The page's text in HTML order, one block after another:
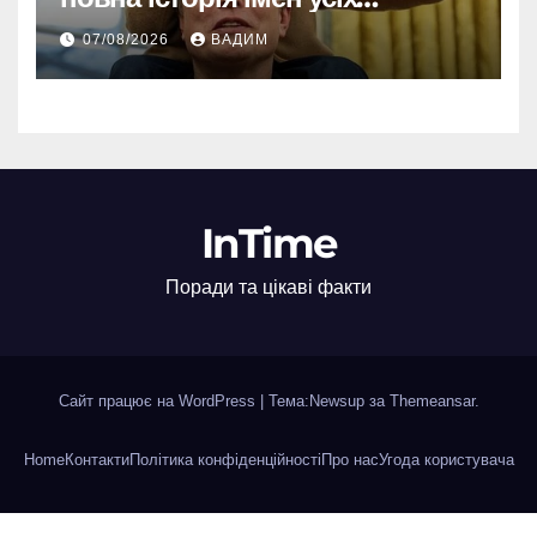
хлопчиків мільярдера
07/08/2026 ВАДИМ
InTime
Поради та цікаві факти
Сайт працює на WordPress Тема:Newsup за Themeansar.
HomeКонтактиПолітика конфіденційності Про насУгода користувача